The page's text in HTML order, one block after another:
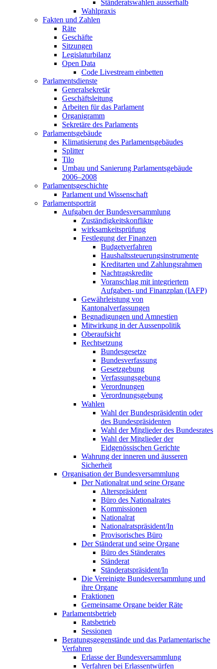
Ständeratswahlen ausserhalb
Wahlpraxis
Fakten und Zahlen
Räte
Geschäfte
Sitzungen
Legislaturbilanz
Open Data
Code Livestream einbetten
Parlamentsdienste
Generalsekretär
Geschäftsleitung
Arbeiten für das Parlament
Organigramm
Sekretäre des Parlaments
Parlamentsgebäude
Klimatisierung des Parlamentsgebäudes
Splitter
Tilo
Umbau und Sanierung Parlamentsgebäude
2006–2008
Parlamentsgeschichte
Parlament und Wissenschaft
Parlamentsporträt
Aufgaben der Bundesversammlung
Zuständigkeitskonflikte
wirksamkeitsprüfung
Festlegung der Finanzen
Budgetverfahren
Haushaltssteuerungsinstrumente
Kreditarten und Zahlungsrahmen
Nachtragskredite
Voranschlag mit integriertem
Aufgaben- und Finanzplan (IAFP)
Gewährleistung von
Kantonalverfassungen
Begnadigungen und Amnestien
Mitwirkung in der Aussenpolitik
Oberaufsicht
Rechtsetzung
Bundesgesetze
Bundesverfassung
Gesetzgebung
Verfassungsgebung
Verordnungen
Verordnungsgebung
Wahlen
Wahl der Bundespräsidentin oder
des Bundespräsidenten
Wahl der Mitglieder des Bundesrates
Wahl der Mitglieder der
Eidgenössischen Gerichte
Wahrung der inneren und äusseren
Sicherheit
Organisation der Bundesversammlung
Der Nationalrat und seine Organe
Alterspräsident
Büro des Nationalrates
Kommissionen
Nationalrat
Nationalratspräsident/In
Provisorisches Büro
Der Ständerat und seine Organe
Büro des Ständerates
Ständerat
Ständeratspräsident/In
Die Vereinigte Bundesversammlung und
ihre Organe
Fraktionen
Gemeinsame Organe beider Räte
Parlamentsbetrieb
Ratsbetrieb
Sessionen
Beratungsgegenstände und das Parlamentarische
Verfahren
Erlasse der Bundesversammlung
Verfahren bei Erlassentwürfen